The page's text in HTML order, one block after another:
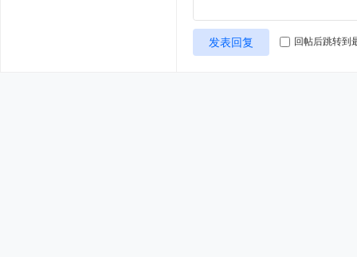
发表回复 回帖后跳转到